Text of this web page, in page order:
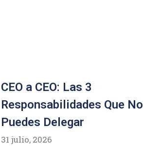
CEO a CEO: Las 3
Responsabilidades Que No
Puedes Delegar
31 julio, 2026